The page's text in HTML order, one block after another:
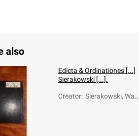
also
Edicta & Ordinationes [...]
Sierakowski [...].
Creator: Sierakowski, Wacł